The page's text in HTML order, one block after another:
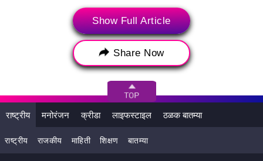
Show Full Article
Share Now
राष्ट्रीय मनोरंजन क्रीडा लाइफस्टाइल ठळक बातम्या
राष्ट्रीय राजकीय माहिती शिक्षण बातम्या